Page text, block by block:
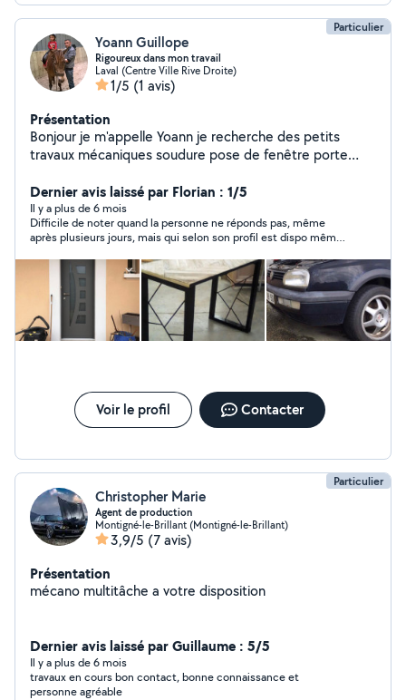
Particulier
Yoann Guillope
Rigoureux dans mon travail
Laval (Centre Ville Rive Droite)
1/5 (1 avis)
Présentation
Bonjour je m'appelle Yoann je recherche des petits
travaux mécaniques soudure pose de fenêtre porte
fabrication de petit meuble en bois de palette et de
l'acier sur mesure Restauration divers en cas de besoin
je dispo les week-ends. Merci d'avance
Dernier avis laissé par Florian : 1/5
Il y a plus de 6 mois
Difficile de noter quand la personne ne réponds pas, même
après plusieurs jours, mais qui selon son profil est dispo même
Probablement.
Voir le profil Contacter
Particulier
Christopher Marie
Agent de production
Montigné-le-Brillant (Montigné-le-Brillant)
3,9/5 (7 avis)
Présentation
mécano multitâche a votre disposition
Dernier avis laissé par Guillaume : 5/5
Il y a plus de 6 mois
travaux en cours bon contact, bonne connaissance et
personne agréable